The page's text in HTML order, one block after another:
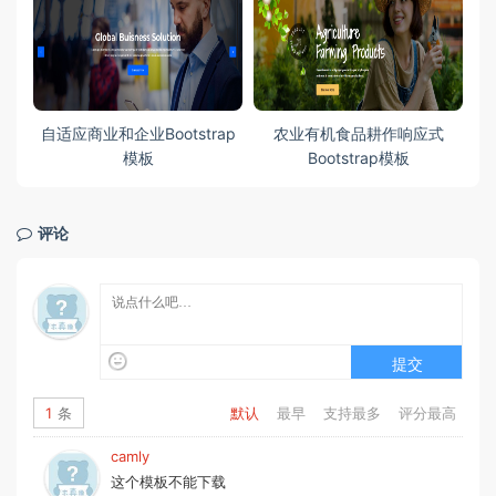
自适应商业和企业Bootstrap
模板
农业有机食品耕作响应式
Bootstrap模板
评论
提交
默认 最早 支持最多 评分最高
1 条
camly
这个模板不能下载